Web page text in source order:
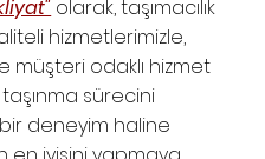
olarak, taşımacılık
hizmetlerimizle,
müşteri odaklı hizmet
taşınma sürecini
deneyim haline